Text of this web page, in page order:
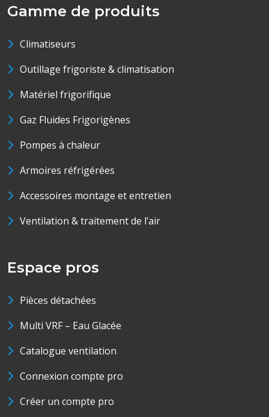
Gamme de produits
Climatiseurs
Outillage frigoriste & climatisation
Matériel frigorifique
Gaz Fluides Frigorigènes
Pompes à chaleur
Armoires réfrigérées
Accessoires montage et entretien
Ventilation & traitement de l’air
Espace pros
Pièces détachées
Multi VRF – Eau Glacée
Catalogue ventilation
Connexion compte pro
Créer un compte pro